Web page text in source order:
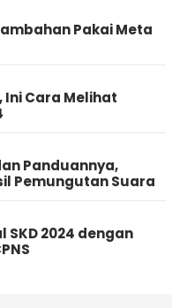
Pakai Meta
Ini Cara Melihat
Panduannya,
Pemungutan Suara
SKD 2024 dengan